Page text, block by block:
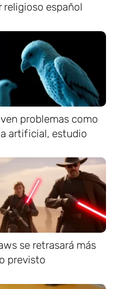
religioso español
problemas como
artificial, estudio
se retrasará más
previsto